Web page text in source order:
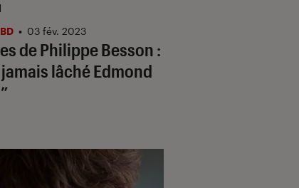
de Philippe Besson :
jamais lâché Edmond
• 03 fév. 2023